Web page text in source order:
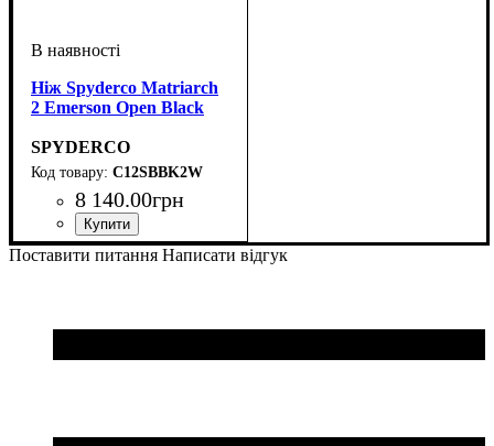
Ніж Spyderco Matriarch
2 Emerson Open Black
SPYDERCO
C12SBBK2W
8 140.00грн
Поставити питання Написати відгук